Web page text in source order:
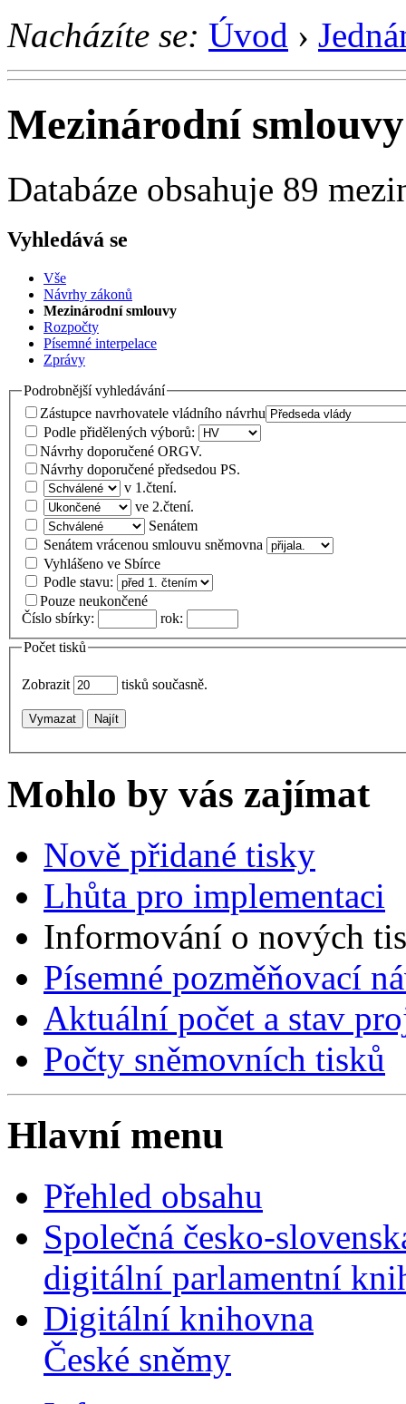
Nacházíte se: Úvod ›
Mezinárodní smlouvy
Databáze obsahuje 89
Vyhledává se
Vše
Návrhy zákonů
Mezinárodní smlouvy
Rozpočty
Písemné interpelace
Zprávy
Podrobnější vyhledávání
Zástupce navrhovatele vládního návrhu
Podle přidělených výborů:
Návrhy doporučené ORGV.
Návrhy doporučené předsedou PS.
v 1.čtení.
ve 2.čtení.
Senátem
Senátem vrácenou smlouvu sněmovna
Vyhlášeno ve Sbírce
Podle stavu:
Pouze neukončené
Číslo sbírky:
rok:
Počet tisků
Zobrazit tisků současně.
Vymazat Najít
Mohlo by vás zajímat
Nově přidané tisky
Lhůta pro implementaci
Informování o nových
Písemné pozměňovací
Aktuální počet a stav
Počty sněmovních tisků
Hlavní menu
Přehled obsahu
Společná česko-
digitální parlamentní
Digitální knihovna
České sněmy